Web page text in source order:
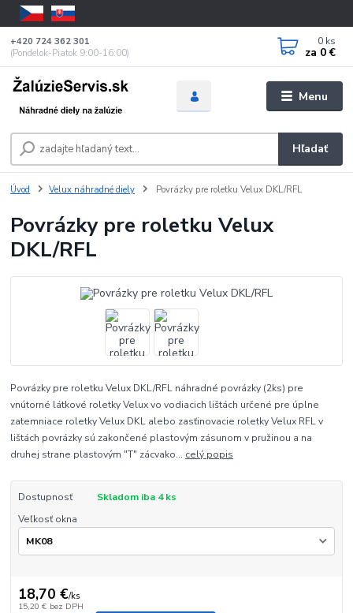
Menu
Hľadať
+420 724 362 301
(Pondelok-Piatok 9:00-16:00)
0 ks
za 0 €
Úvod Velux náhradné diely Povrázky pre roletku Velux DKL/RFL
Povrázky pre roletku Velux
DKL/RFL
Povrázky pre roletku Velux DKL/RFL náhradné povrázky (2ks) pre
vnútorné látkové roletky Velux vo vodiacich lištách určené pre úplne
zatemniace roletky Velux DKL alebo zasťinovacie roletky Velux RFL v
lištách povrázky sú zakončené plastovým zásunom v pružinou a na
druhej strane plastovým "T" zácvako... celý popis
Dostupnosť
Skladom iba 4 ks
Veľkosť okna
18,70 €/ks
15,20 € bez DPH